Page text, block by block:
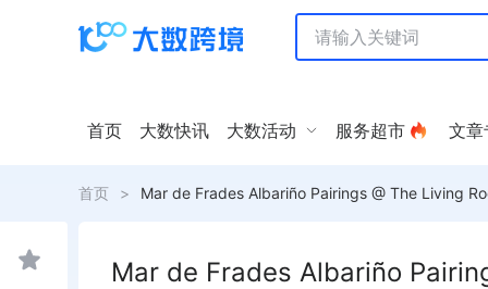
首页 大数快讯 大数活动 服务超市 文章
首页 > Mar de Frades Albariño Pairings @ The Living
Mar de Frades Albariño